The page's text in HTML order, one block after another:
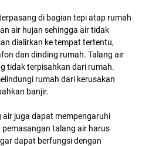
di bagian tepi atap rumah
air hujan sehingga air tidak
dialirkan ke tempat tertentu,
dan dinding rumah. Talang air
tidak terpisahkan dari rumah.
rumah dari kerusakan
banjir.
air juga dapat mempengaruhi
talang air harus
dapat berfungsi dengan